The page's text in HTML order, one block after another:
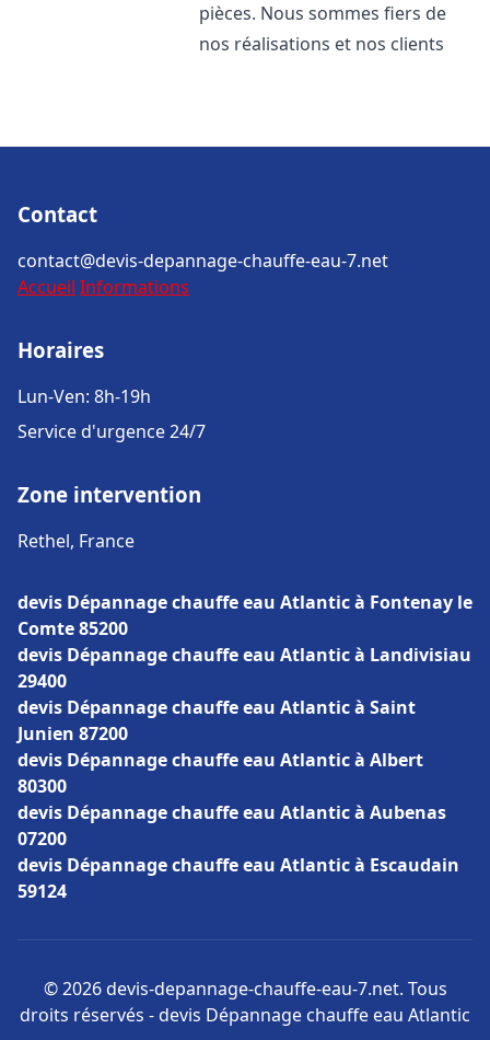
pièces. Nous sommes fiers de
nos réalisations et nos clients
Contact
contact@devis-depannage-chauffe-eau-7.net
Accueil Informations
Horaires
Lun-Ven: 8h-19h
Service d'urgence 24/7
Zone intervention
Rethel, France
devis Dépannage chauffe eau Atlantic à Fontenay le
Comte 85200
devis Dépannage chauffe eau Atlantic à Landivisiau
29400
devis Dépannage chauffe eau Atlantic à Saint
Junien 87200
devis Dépannage chauffe eau Atlantic à Albert
80300
devis Dépannage chauffe eau Atlantic à Aubenas
07200
devis Dépannage chauffe eau Atlantic à Escaudain
59124
© 2026 devis-depannage-chauffe-eau-7.net. Tous
droits réservés - devis Dépannage chauffe eau Atlantic